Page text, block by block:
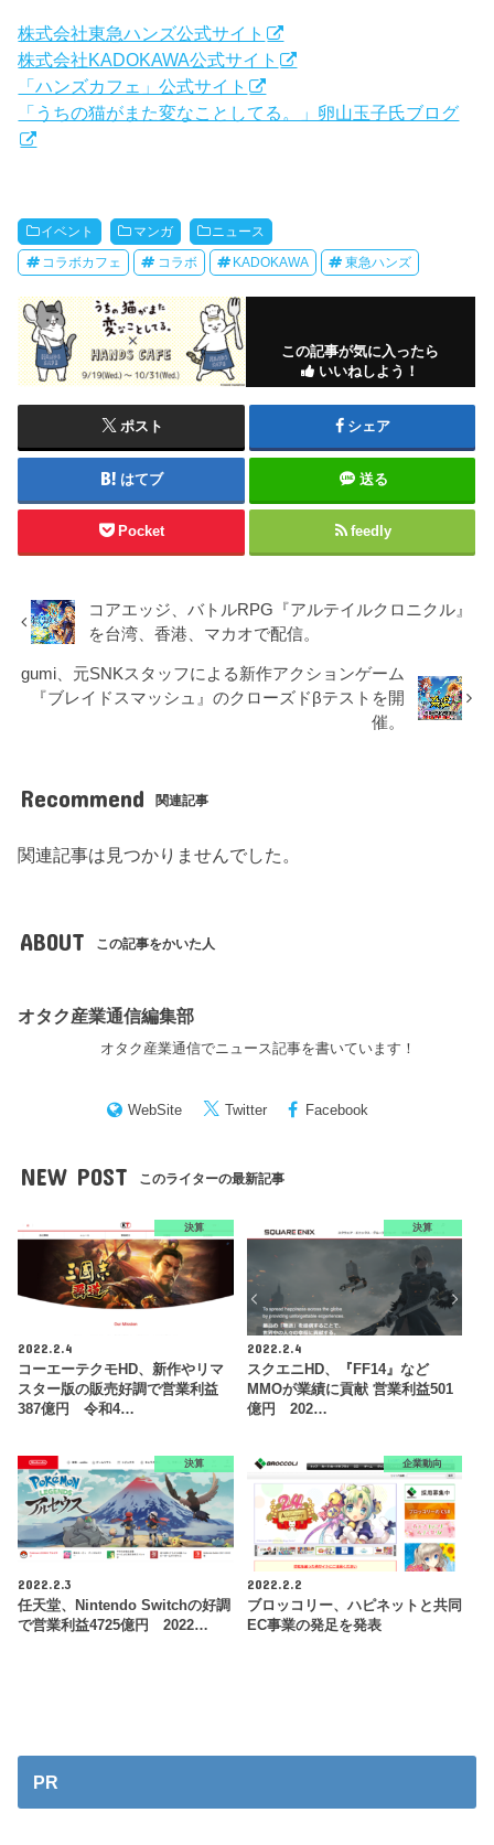
株式会社東急ハンズ公式サイト
株式会社KADOKAWA公式サイト
「ハンズカフェ」公式サイト
「うちの猫がまた変なことしてる。」卵山玉子氏ブログ
イベント マンガ ニュース
コラボカフェ コラボ KADOKAWA 東急ハンズ
この記事が気に入ったら
いいねしよう！
ポスト シェア
はてブ 送る
Pocket feedly
コアエッジ、バトルRPG『アルテイルクロニクル』
を台湾、香港、マカオで配信。
gumi、元SNKスタッフによる新作アクションゲーム
『ブレイドスマッシュ』のクローズドβテストを開
催。
Recommend 関連記事
関連記事は見つかりませんでした。
ABOUT この記事をかいた人
オタク産業通信編集部
オタク産業通信でニュース記事を書いています！
WebSite Twitter Facebook
NEW POST このライターの最新記事
決算
2022.2.4
コーエーテクモHD、新作やリマ
スター版の販売好調で営業利益
387億円 令和4…
決算
2022.2.4
スクエニHD、『FF14』など
MMOが業績に貢献 営業利益501
億円 202…
決算
2022.2.3
任天堂、Nintendo Switchの好調
で営業利益4725億円 2022…
企業動向
2022.2.2
ブロッコリー、ハピネットと共同
EC事業の発足を発表
PR